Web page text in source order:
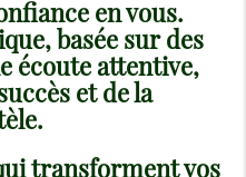
en vous.
basée sur des
écoute attentive,
et de la
transforment vos